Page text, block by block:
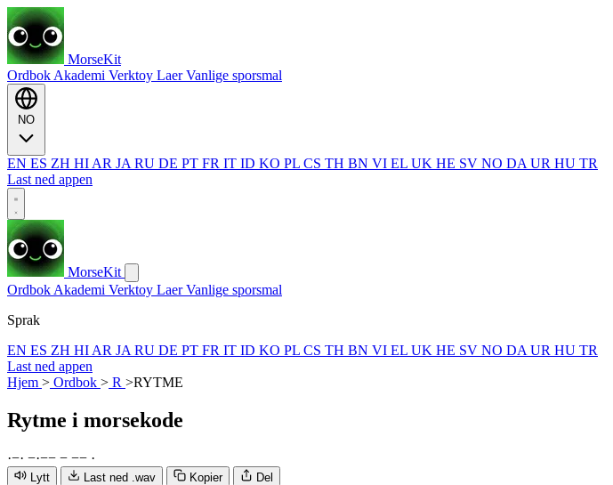
MorseKit
Ordbok Akademi Verktoy LaerVanlige sporsmal
EN ES ZH HI AR JA RU DE PT FR IT ID KO PL CS TH BN VI EL UK HE SV NO DA UR HU TR
Last ned appen
MorseKit
Ordbok Akademi Verktoy LaerVanlige sporsmal
Sprak
EN ES ZH HI AR JA RU DE PT FR IT ID KO PL CS TH BN VI EL UK HE SV NO DA UR HU TR
Last ned appen
Hjem > Ordbok > R >RYTME
Rytme i morsekode
·−· −·−− − −− ·
Lytt Last ned .wav Kopier Del